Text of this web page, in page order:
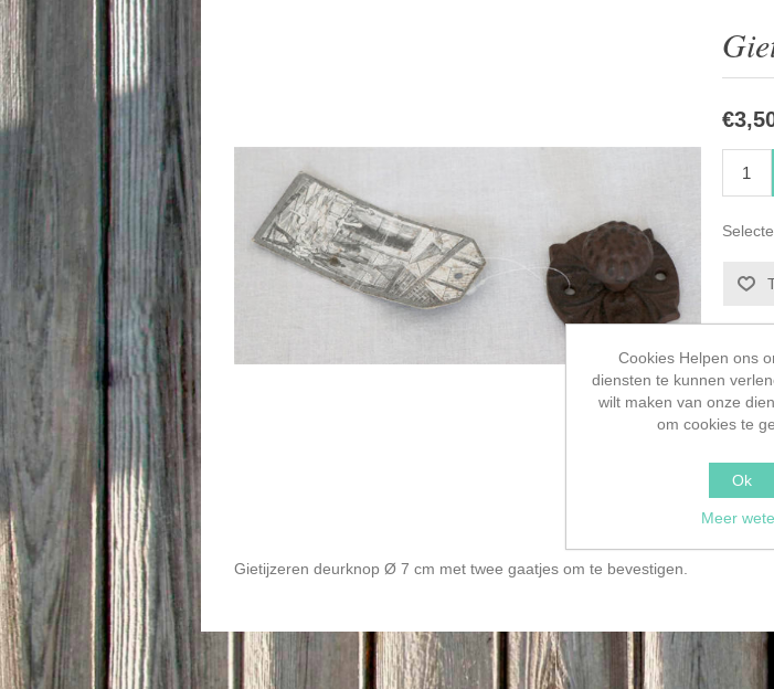
Gietijzeren deurknop Ø 7 cm met twee gaatjes om te bevestigen.
Cookies Helpen ons
diensten te kunnen
wilt maken van onze
om cookies te
Ok
Meer